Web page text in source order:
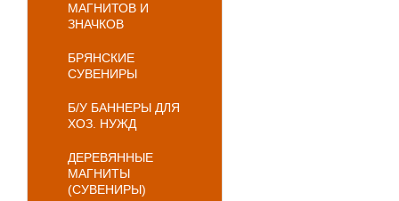
МАГНИТОВ И
ЗНАЧКОВ
БРЯНСКИЕ
СУВЕНИРЫ
Б/У БАННЕРЫ ДЛЯ
ХОЗ. НУЖД
ДЕРЕВЯННЫЕ
МАГНИТЫ
(СУВЕНИРЫ)